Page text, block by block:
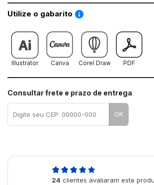
Utilize o gabarito Saiba como utilizar os
Illustrator Canva Corel Draw PDF
Consultar frete e prazo de entrega
OK
24 clientes avaliaram este